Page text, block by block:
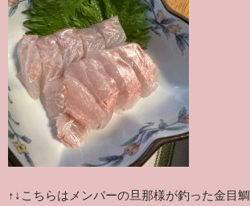
↑↓こちらはメンバーの旦那様が釣った金目鯛